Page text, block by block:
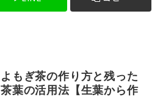
よもぎ茶の作り方と残った
茶葉の活用法【生葉から作